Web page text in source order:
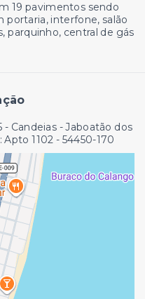
19 pavimentos sendo
portaria, interfone, salão
parquinho, central de gás
- Candeias - Jaboatão dos
1102 - 54450-170